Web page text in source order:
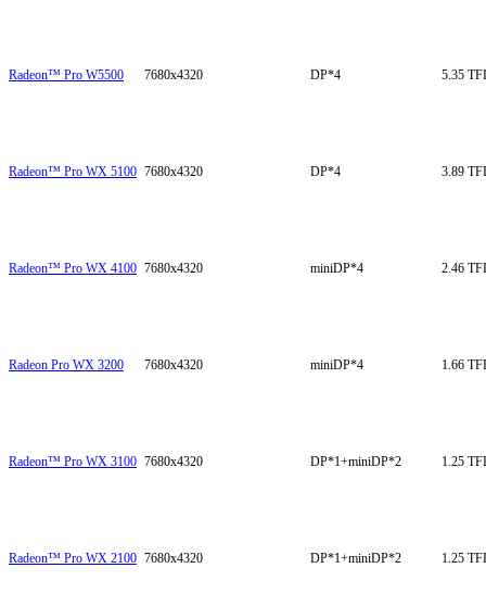
Radeon™ Pro W5500 7680x4320 DP*4 5.35
Radeon™ Pro WX 5100 7680x4320 DP*4 3.89
Radeon™ Pro WX 4100 7680x4320 miniDP*4 2.46
Radeon Pro WX 3200 7680x4320 miniDP*4 1.66
Radeon™ Pro WX 3100 7680x4320 DP*1+miniDP*2 1.25
Radeon™ Pro WX 2100 7680x4320 DP*1+miniDP*2 1.25